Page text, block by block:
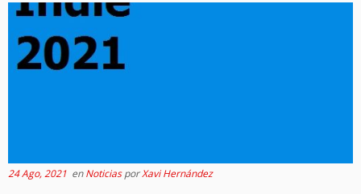
24 Ago, 2021 enNoticiasporXavi Hernández